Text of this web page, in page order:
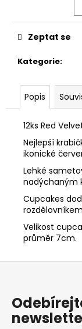
Kategorie:
Zeptat se
Popis
12ks Red
Nejlepší
ikonické
Lehké
nadýchaným
Cupcakes
Velikost
průměr 7cm.
Z